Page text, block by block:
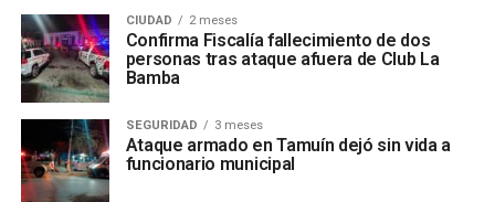
CIUDAD 2 meses
Confirma Fiscalía fallecimiento de dos
personas tras ataque afuera de Club La
Bamba
SEGURIDAD 3 meses
Ataque armado en Tamuín dejó sin vida a
funcionario municipal